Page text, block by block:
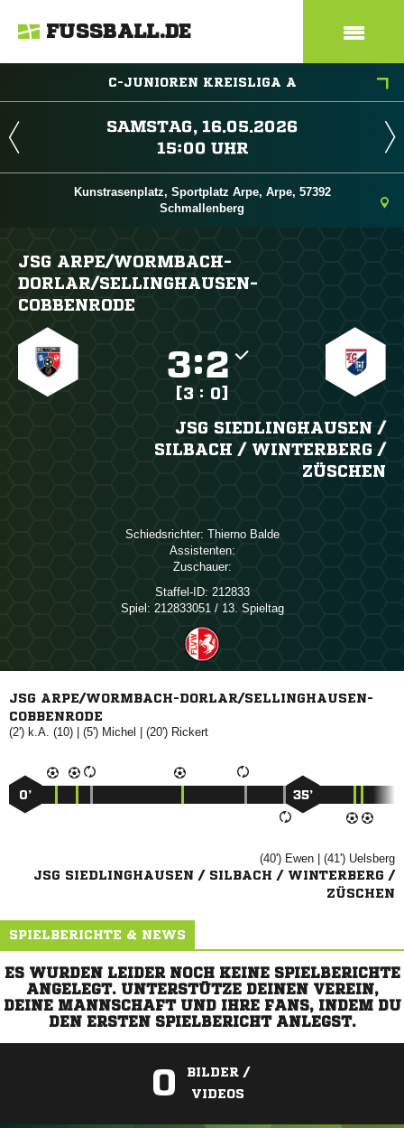
FUSSBALL.DE
C-JUNIOREN KREISLIGA A
 
 
Kunstrasenplatz, Sportplatz Arpe, Arpe, 57392
Schmallenberg
JSG ARPE/​WORMBACH-
DORLAR/​SELLINGHAUSEN-
COBBENRODE
:
[3 : 0]
JSG SIEDLINGHAUSEN /​
SILBACH /​ WINTERBERG /​
ZÜSCHEN
Schiedsrichter:  
Assistenten:
Zuschauer:
Staffel-ID: 212833
Spiel: 212833051 / 13. Spieltag
JSG ARPE/WORMBACH-DORLAR/SELLINGHAUSEN-
COBBENRODE
(2') k.A. (10) | (5')  | (20') 
0’ 35’
(40')  | (41') 
JSG SIEDLINGHAUSEN / SILBACH / WINTERBERG /
ZÜSCHEN
SPIELBERICHTE & NEWS
ES WURDEN LEIDER NOCH KEINE SPIELBERICHTE
ANGELEGT. UNTERSTÜTZE DEINEN VEREIN,
DEINE MANNSCHAFT UND IHRE FANS, INDEM DU
DEN ERSTEN SPIELBERICHT ANLEGST.
0
BILDER /
VIDEOS